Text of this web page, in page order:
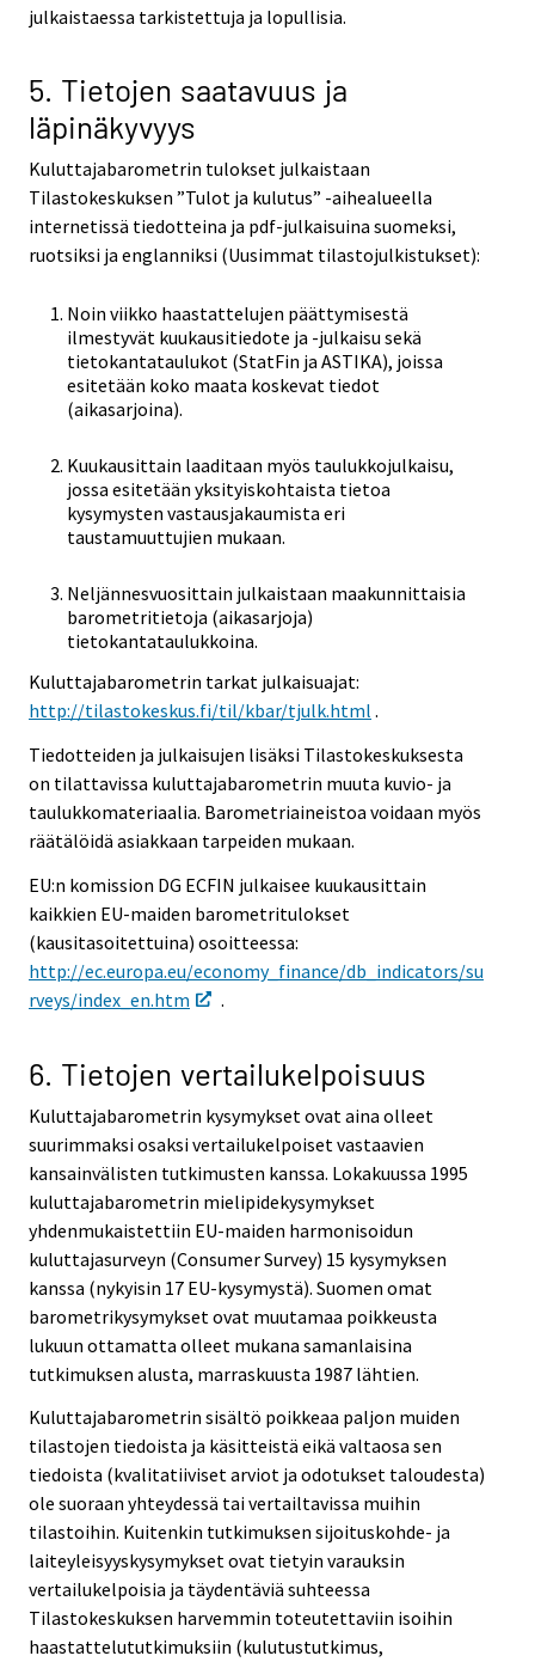
julkaistaessa tarkistettuja ja lopullisia.
5. Tietojen saatavuus ja
läpinäkyvyys
Kuluttajabarometrin tulokset julkaistaan
Tilastokeskuksen ”Tulot ja kulutus” -aihealueella
internetissä tiedotteina ja pdf-julkaisuina suomeksi,
ruotsiksi ja englanniksi (Uusimmat tilastojulkistukset):
Noin viikko haastattelujen päättymisestä
ilmestyvät kuukausitiedote ja -julkaisu sekä
tietokantataulukot (StatFin ja ASTIKA), joissa
esitetään koko maata koskevat tiedot
(aikasarjoina).
Kuukausittain laaditaan myös taulukkojulkaisu,
jossa esitetään yksityiskohtaista tietoa
kysymysten vastausjakaumista eri
taustamuuttujien mukaan.
Neljännesvuosittain julkaistaan maakunnittaisia
barometritietoja (aikasarjoja)
tietokantataulukkoina.
Kuluttajabarometrin tarkat julkaisuajat:
http://tilastokeskus.fi/til/kbar/tjulk.html .
Tiedotteiden ja julkaisujen lisäksi Tilastokeskuksesta
on tilattavissa kuluttajabarometrin muuta kuvio- ja
taulukkomateriaalia. Barometriaineistoa voidaan myös
räätälöidä asiakkaan tarpeiden mukaan.
EU:n komission DG ECFIN julkaisee kuukausittain
kaikkien EU-maiden barometritulokset
(kausitasoitettuina) osoitteessa:
http://ec.europa.eu/economy_finance/db_indicators/su
rveys/index_en.htm
.
6. Tietojen vertailukelpoisuus
Kuluttajabarometrin kysymykset ovat aina olleet
suurimmaksi osaksi vertailukelpoiset vastaavien
kansainvälisten tutkimusten kanssa. Lokakuussa 1995
kuluttajabarometrin mielipidekysymykset
yhdenmukaistettiin EU-maiden harmonisoidun
kuluttajasurveyn (Consumer Survey) 15 kysymyksen
kanssa (nykyisin 17 EU-kysymystä). Suomen omat
barometrikysymykset ovat muutamaa poikkeusta
lukuun ottamatta olleet mukana samanlaisina
tutkimuksen alusta, marraskuusta 1987 lähtien.
Kuluttajabarometrin sisältö poikkeaa paljon muiden
tilastojen tiedoista ja käsitteistä eikä valtaosa sen
tiedoista (kvalitatiiviset arviot ja odotukset taloudesta)
ole suoraan yhteydessä tai vertailtavissa muihin
tilastoihin. Kuitenkin tutkimuksen sijoituskohde- ja
laiteyleisyyskysymykset ovat tietyin varauksin
vertailukelpoisia ja täydentäviä suhteessa
Tilastokeskuksen harvemmin toteutettaviin isoihin
haastattelututkimuksiin (kulutustutkimus,